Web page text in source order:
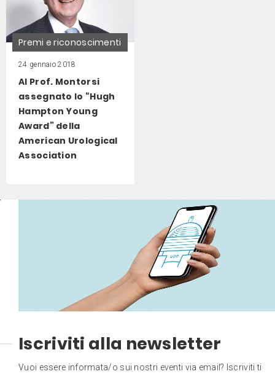
Premi e riconoscimenti
24 gennaio 2018
Al Prof. Montorsi
assegnato lo “Hugh
Hampton Young
Award” della
American Urological
Association
Iscriviti alla newsletter
Vuoi essere informata/o sui nostri eventi via email? Iscriviti ti